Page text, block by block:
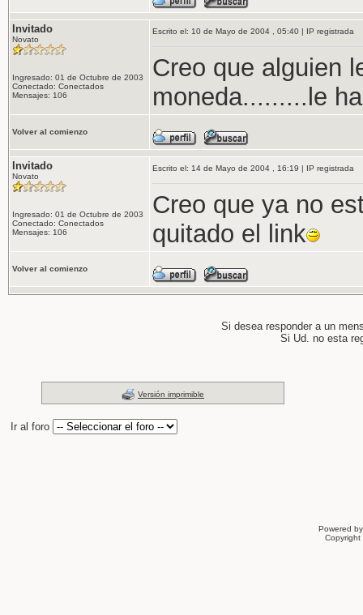
Invitado
Novato
Ingresado: 01 de Octubre de 2003
Conectado: Conectados
Mensajes: 106
Escrito el: 10 de Mayo de 2004 , 05:40 | IP registrada
Creo que alguien
moneda.........le
Volver al comienzo
Invitado
Novato
Ingresado: 01 de Octubre de 2003
Conectado: Conectados
Mensajes: 106
Escrito el: 14 de Mayo de 2004 , 16:19 | IP registrada
Creo que ya no
quitado el link
Volver al comienzo
Si desea responder a un
Si Ud. no esta
Versión imprimible
Ir al foro
Powered